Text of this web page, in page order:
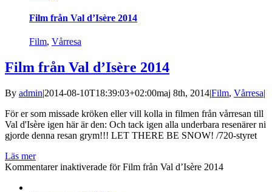
Film från Val d’Isère 2014
Film, Vårresa
Film från Val d’Isère 2014
By admin|2014-08-10T18:39:03+02:00maj 8th, 2014|Film, Vårresa|
För er som missade kröken eller vill kolla in filmen från vårresan till
Val d'Isère igen här är den: Och tack igen alla underbara resenärer ni
gjorde denna resan grym!!! LET THERE BE SNOW! /720-styret
Läs mer
Kommentarer inaktiverade för Film från Val d’Isère 2014